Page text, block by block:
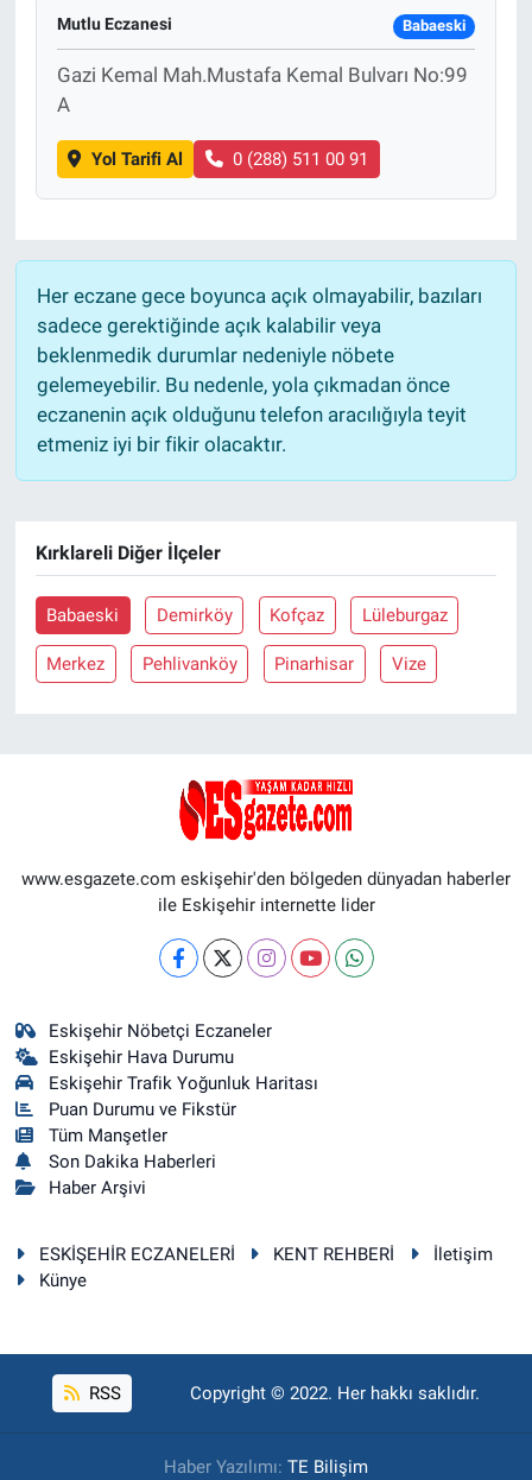
Mutlu Eczanesi Babaeski
Gazi Kemal Mah.Mustafa Kemal Bulvarı No:99
A
Yol Tarifi Al 0 (288) 511 00 91
Her eczane gece boyunca açık olmayabilir, bazıları
sadece gerektiğinde açık kalabilir veya
beklenmedik durumlar nedeniyle nöbete
gelemeyebilir. Bu nedenle, yola çıkmadan önce
eczanenin açık olduğunu telefon aracılığıyla teyit
etmeniz iyi bir fikir olacaktır.
Kırklareli Diğer İlçeler
Babaeski Demirköy Kofçaz Lüleburgaz
Merkez Pehlivanköy Pinarhisar Vize
www.esgazete.com eskişehir'den bölgeden dünyadan haberler
ile Eskişehir internette lider
Eskişehir Nöbetçi Eczaneler
Eskişehir Hava Durumu
Eskişehir Trafik Yoğunluk Haritası
Puan Durumu ve Fikstür
Tüm Manşetler
Son Dakika Haberleri
Haber Arşivi
ESKİŞEHİR ECZANELERİ KENT REHBERİ
İletişim
Künye
RSS Copyright © 2022. Her hakkı saklıdır.
Haber Yazılımı: TE Bilişim
Kütahya
Gezi
Genel
Yerel
Magazin
Bilim ve Teknoloji